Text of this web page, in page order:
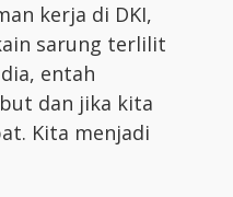
kerja di DKI,
sarung terlilit
entah
dan jika kita
Kita menjadi